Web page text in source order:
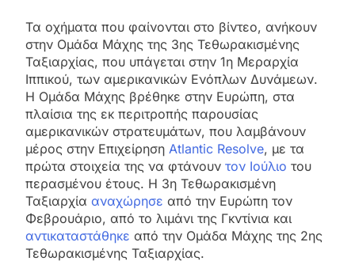
Τα οχήματα που φαίνονται στο βίντεο, ανήκουν
στην Ομάδα Μάχης της 3ης Τεθωρακισμένης
Ταξιαρχίας, που υπάγεται στην 1η Μεραρχία
Ιππικού, των αμερικανικών Ενόπλων Δυνάμεων.
Η Ομάδα Μάχης βρέθηκε στην Ευρώπη, στα
πλαίσια της εκ περιτροπής παρουσίας
αμερικανικών στρατευμάτων, που λαμβάνουν
μέρος στην Επιχείρηση Atlantic Resolve, με τα
πρώτα στοιχεία της να φτάνουν τον Ιούλιο του
περασμένου έτους. Η 3η Τεθωρακισμένη
Ταξιαρχία αναχώρησε από την Ευρώπη τον
Φεβρουάριο, από το λιμάνι της Γκντίνια και
αντικαταστάθηκε από την Ομάδα Μάχης της 2ης
Τεθωρακισμένης Ταξιαρχίας.